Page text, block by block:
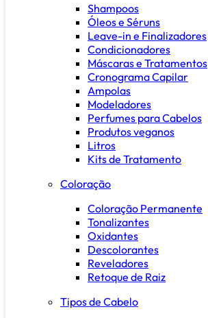
Shampoos
Óleos e Séruns
Leave-in e Finalizadores
Condicionadores
Máscaras e Tratamentos
Cronograma Capilar
Ampolas
Modeladores
Perfumes para Cabelos
Produtos veganos
Litros
Kits de Tratamento
Coloração
Coloração Permanente
Tonalizantes
Oxidantes
Descolorantes
Reveladores
Retoque de Raiz
Tipos de Cabelo